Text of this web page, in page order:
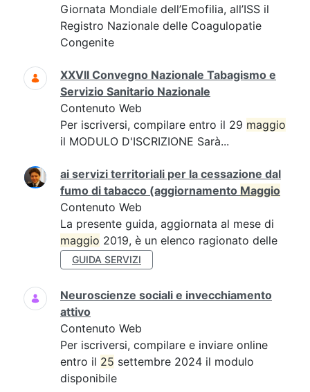
Giornata Mondiale dell’Emofilia, all’ISS il
Registro Nazionale delle Coagulopatie
Congenite
XXVII Convegno Nazionale Tabagismo e
Servizio Sanitario Nazionale
Contenuto Web
Per iscriversi, compilare entro il 29 maggio
il MODULO D'ISCRIZIONE Sarà...
ai servizi territoriali per la cessazione dal
fumo di tabacco (aggiornamento Maggio
Contenuto Web
La presente guida, aggiornata al mese di
maggio 2019, è un elenco ragionato delle
GUIDA SERVIZI
Neuroscienze sociali e invecchiamento
attivo
Contenuto Web
Per iscriversi, compilare e inviare online
entro il 25 settembre 2024 il modulo
disponibile